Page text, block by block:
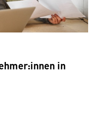
in